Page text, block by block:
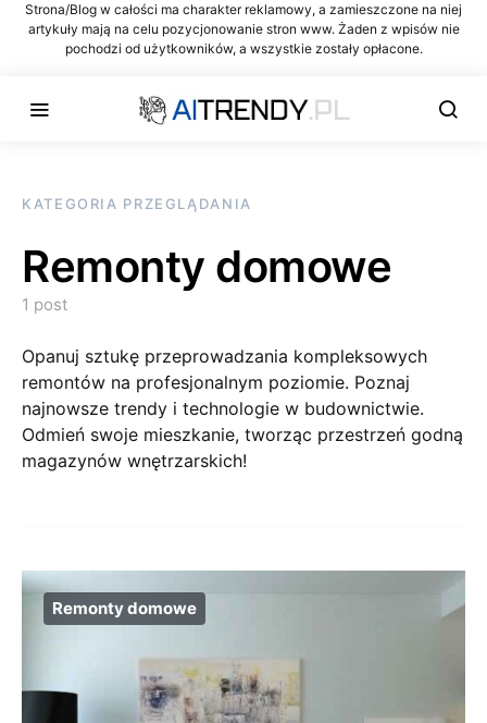
Strona/Blog w całości ma charakter reklamowy, a zamieszczone na niej
artykuły mają na celu pozycjonowanie stron www. Żaden z wpisów nie
pochodzi od użytkowników, a wszystkie zostały opłacone.
KATEGORIA PRZEGLĄDANIA
Remonty domowe
1 post
Opanuj sztukę przeprowadzania kompleksowych
remontów na profesjonalnym poziomie. Poznaj
najnowsze trendy i technologie w budownictwie.
Odmień swoje mieszkanie, tworząc przestrzeń godną
magazynów wnętrzarskich!
Remonty domowe